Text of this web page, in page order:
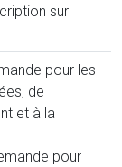
sur
pour les
de
et à la
pour